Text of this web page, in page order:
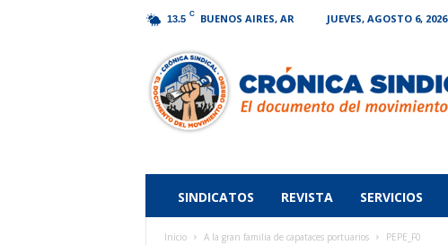
13.5 C BUENOS AIRES, AR JUEVES, AGOSTO 6, 2026
Sindical
SINDICATOS REVISTA SERVICIOS
Inicio A la gran familia de capataces portuarios PEPE_F0